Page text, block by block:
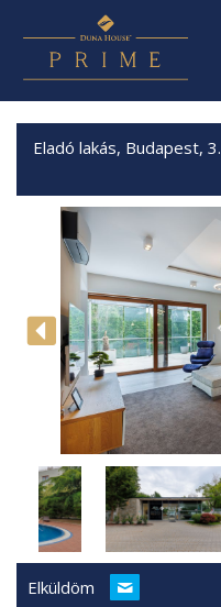
Eladó lakás, Budapest,
Elküldöm